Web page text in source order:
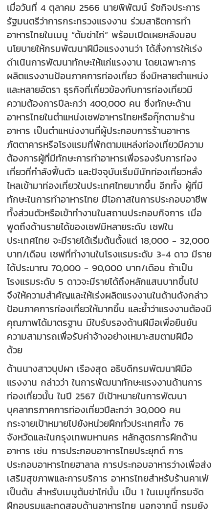
เมื่อวันที่ 4 ตุลาคม 2566 นายพิพัฒน์ รัชกิจประการ
รัฐมนตรีว่าการกระทรวงแรงงาน ร่วมสาธิตการทำ
อาหารไทยในเมนู “ต้มข่าไก่” พร้อมเปิดเผยหลังมอบ
นโยบายให้กรมพัฒนาฝีมือแรงงานว่า ได้สั่งการให้เร่ง
ดำเนินการพัฒนาทักษะให้แก่แรงงาน โดยเฉพาะการ
ผลิตแรงงานป้อนภาคการท่องเที่ยว ซึ่งมีหลายตำแหน่ง
และหลายอัตรา ธุรกิจที่เกี่ยวข้องกับการท่องเที่ยวมี
ความต้องการปีละกว่า 400,000 คน ซึ่งทักษะด้าน
อาหารไทยในตำแหน่งเชฟอาหารไทยหรือกุ๊กตามร้าน
อาหาร เป็นตำแหน่งงานที่ผู้ประกอบการร้านอาหาร
ภัตตาคารหรือโรงแรมที่พักตามแหล่งท่องเที่ยวมีความ
ต้องการผู้ที่มีทักษะการทำอาหารเพื่อรองรับการท่อง
เที่ยวที่กำลังฟื้นตัว และปัจจุบันเริ่มมีนักท่องเที่ยวหลั่ง
ไหลเข้ามาท่องเที่ยวในประเทศไทยมากขึ้น อีกทั้ง ผู้ที่มี
ทักษะในการทำอาหารไทย มีโอกาสในการประกอบอาชีพ
ทั้งส่วนตัวหรือเข้าทำงานในสถานประกอบกิจการ เมื่อ
พูดถึงด้านรายได้ของเชฟมีหลายระดับ เชฟใน
ประเทศไทย จะมีรายได้เริ่มต้นตั้งแต่ 18,000 - 32,000
บาท/เดือน เชฟที่ทำงานในโรงแรมระดับ 3-4 ดาว มีราย
ได้ประมาณ 70,000 - 90,000 บาท/เดือน ถ้าเป็น
โรงแรมระดับ 5 ดาวจะมีรายได้ถึงหลักแสนบาทขึ้นไป
จึงให้ความสำคัญและให้เร่งผลิตแรงงานในด้านดังกล่าว
ป้อนภาคการท่องเที่ยวให้มากขึ้น และย้ำว่าแรงงานต้องมี
คุณภาพได้มาตรฐาน มีใบรับรองด้านฝีมือเพื่อยืนยัน
ความสามารถเพื่อรับค่าจ้างอย่างเหมาะสมตามฝีมือ
ด้วย
ด้านนางสาวบุปผา เรืองสุด อธิบดีกรมพัฒนาฝีมือ
แรงงาน กล่าวว่า ในการพัฒนาทักษะแรงงานด้านการ
ท่องเที่ยวนั้น ในปี 2567 มีเป้าหมายในการพัฒนา
บุคลากรภาคการท่องเที่ยวปีละกว่า 30,000 คน
กระจายเป้าหมายไปยังหน่วยฝึกทั่วประเทศทั้ง 76
จังหวัดและในกรุงเทพมหานคร หลักสูตรการฝึกด้าน
อาหาร เช่น การประกอบอาหารไทยประยุกต์ การ
ประกอบอาหารไทยฮาลาล การประกอบอาหารว่างเพื่อส่ง
เสริมสุขภาพและการบริการ อาหารไทยสำหรับร้านคาเฟ่
เป็นต้น สำหรับเมนูต้มข่าไก่นั้น เป็น 1 ในเมนูที่กรมจัด
ฝึกอบรมและทดสอบด้านอาหารไทย นอกจากนี้ กรมยัง